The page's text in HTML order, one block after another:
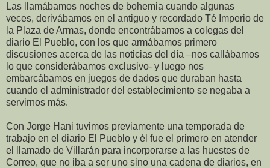
Las llamábamos noches de bohemia cuando algunas
veces, derivábamos en el antiguo y recordado Té Imperio de
la Plaza de Armas, donde encontrábamos a colegas del
diario El Pueblo, con los que armábamos primero
discusiones acerca de las noticias del día –nos callábamos
lo que considerábamos exclusivo- y luego nos
embarcábamos en juegos de dados que duraban hasta
cuando el administrador del establecimiento se negaba a
servirnos más.
Con Jorge Hani tuvimos previamente una temporada de
trabajo en el diario El Pueblo y él fue el primero en atender
el llamado de Villarán para incorporarse a las huestes de
Correo, que no iba a ser uno sino una cadena de diarios, en